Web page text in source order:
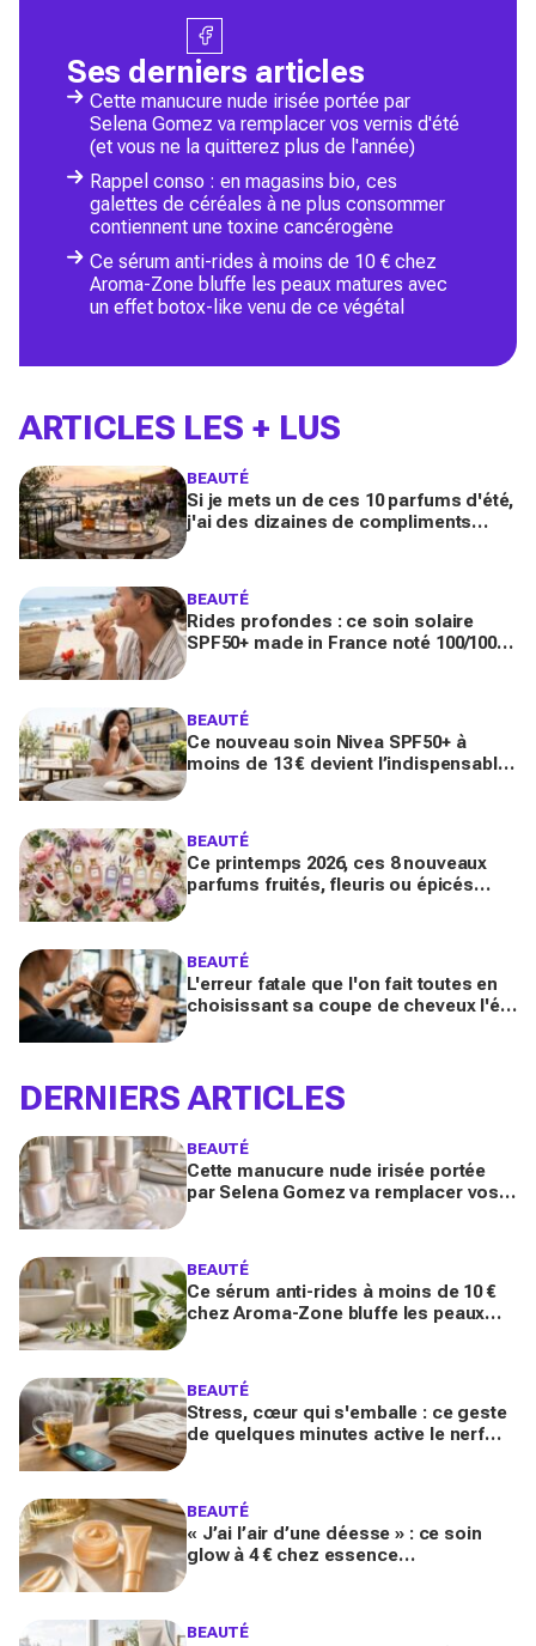
Ses derniers articles
Cette manucure nude irisée portée par
Selena Gomez va remplacer vos vernis d'été
(et vous ne la quitterez plus de l'année)
Rappel conso : en magasins bio, ces
galettes de céréales à ne plus consommer
contiennent une toxine cancérogène
Ce sérum anti-rides à moins de 10 € chez
Aroma-Zone bluffe les peaux matures avec
un effet botox-like venu de ce végétal
ARTICLES LES + LUS
BEAUTÉ
Si je mets un de ces 10 parfums d'été,
j'ai des dizaines de compliments
BEAUTÉ
Rides profondes : ce soin solaire
SPF50+ made in France noté 100/100
BEAUTÉ
Ce nouveau soin Nivea SPF50+ à
moins de 13 € devient l’indispensable
BEAUTÉ
Ce printemps 2026, ces 8 nouveaux
parfums fruités, fleuris ou épicés
BEAUTÉ
L'erreur fatale que l'on fait toutes en
choisissant sa coupe de cheveux l'été
DERNIERS ARTICLES
BEAUTÉ
Cette manucure nude irisée portée
par Selena Gomez va remplacer vos
BEAUTÉ
Ce sérum anti-rides à moins de 10 €
chez Aroma-Zone bluffe les peaux
BEAUTÉ
Stress, cœur qui s'emballe : ce geste
de quelques minutes active le nerf
BEAUTÉ
« J’ai l’air d’une déesse » : ce soin
glow à 4 € chez essence
BEAUTÉ